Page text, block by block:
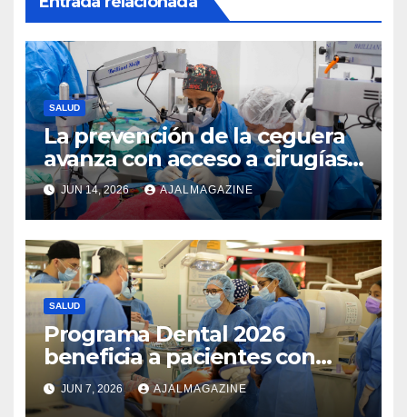
SALUD
La prevención de la ceguera
avanza con acceso a cirugías
oftalmológicas impulsadas
por Visualiza
JUN 14, 2026 AJALMAGAZINE
SALUD
Programa Dental 2026
beneficia a pacientes con
labio fisurado y paladar
hendido en Guatemala
JUN 7, 2026 AJALMAGAZINE